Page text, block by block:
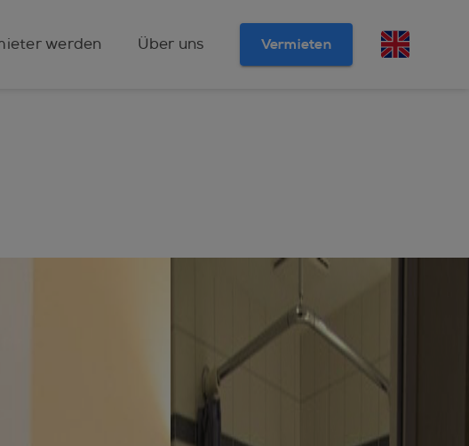
werden Über uns Vermieten